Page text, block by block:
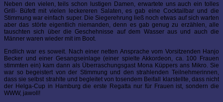
Neben den vielen, teils schon lustigen Damen, erwartete uns auch ein tolles
Grill- Büfett mit vielen leckereren Salaten, es gab eine Cocktailbar und die
Stimmung war einfach super. Die Siegerehrung ließ noch etwas auf sich warten
aber das störte eigentlich niemanden, denn es gab genug zu erzählen, alle
tauschten sich über die Geschehnisse auf dem Wasser aus und auch die
Männer waren wieder mit im Boot.
Endlich war es soweit. Nach einer netten Ansprache vom Vorsitzenden Hanjo
Becker und einer Gesangseinlage (einer spielte Akkordeon, ca. 100 Frauen
stimmten ein) kam dann als Überraschungsgast Mona Küppers ans Mikro. Sie
war so begeistert von der Stimmung und den strahlenden Teilnehmerinnen,
dass sie selbst strahlte und begleitet von tosendem Beifall klarstellte, dass nicht
der Helga-Cup in Hamburg die erste Regatta nur für Frauen ist, sondern die
WWW, jawoll!